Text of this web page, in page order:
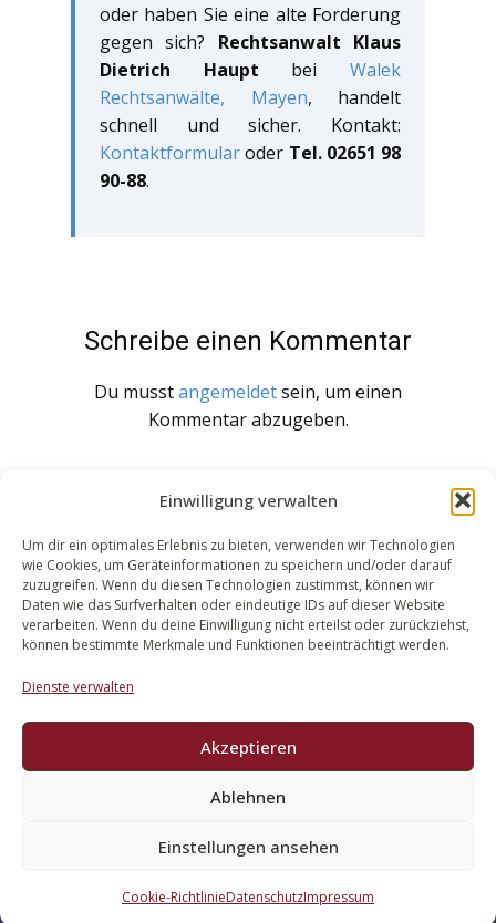
Einwilligung verwalten
Um dir ein optimales Erlebnis zu bieten, verwenden wir Technologien
wie Cookies, um Geräteinformationen zu speichern und/oder darauf
zuzugreifen. Wenn du diesen Technologien zustimmst, können wir
Daten wie das Surfverhalten oder eindeutige IDs auf dieser Website
verarbeiten. Wenn du deine Einwilligung nicht erteilst oder zurückziehst,
können bestimmte Merkmale und Funktionen beeinträchtigt werden.
Dienste verwalten
Akzeptieren
Ablehnen
Einstellungen ansehen
Cookie-RichtlinieDatenschutzImpressum
oder haben Sie eine alte Forderung
gegen sich? Rechtsanwalt Klaus
Dietrich Haupt beiWalek
Rechtsanwälte, Mayen, handelt
schnell und sicher. Kontakt:
Kontaktformularoder Tel. 02651 98
90-88.
Schreibe einen Kommentar
Du musstangemeldetsein, um einen
Kommentar abzugeben.
WALEK RECHTSANWÄLT​​E
Bachstraße 13
56727 Mayen
02651 98 900
info@walek-rechtsanwaelte.de